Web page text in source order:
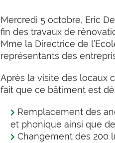
Mercredi 5 octobre, Eric
fin des travaux de
Mme la Directrice de
représentants des
Après la visite des locaux
fait que ce bâtiment est
Remplacement des
et phonique ainsi que
Changement des 200